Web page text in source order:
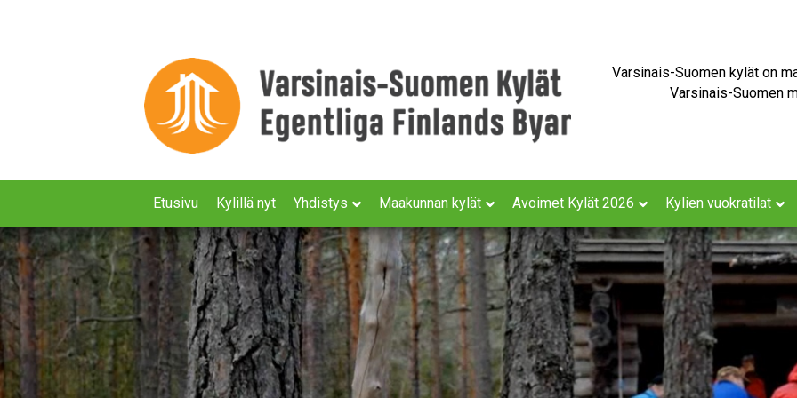
Varsinais-Suomen kylät on
Varsinais-Suomen
Etusivu Kylillä nyt Yhdistys Maakunnan kylät Avoimet Kylät 2026 Kylien vuokratilat